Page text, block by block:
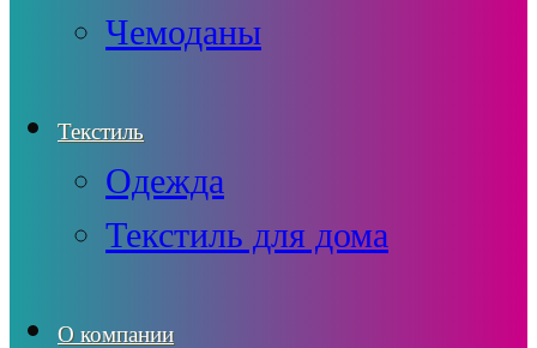
Чемоданы
Текстиль
Одежда
Текстиль для дома
О компании